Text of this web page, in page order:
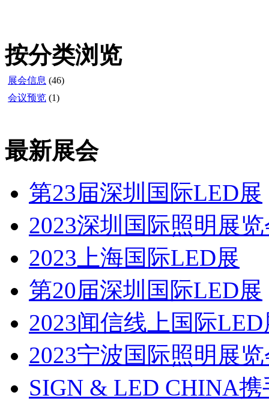
按分类浏览
展会信息 (46)
会议预览 (1)
最新展会
第23届深圳国际LED展
2023深圳国际照明展
2023上海国际LED展
第20届深圳国际LED展
2023闻信线上国际LED
2023宁波国际照明展
SIGN & LED CHINA